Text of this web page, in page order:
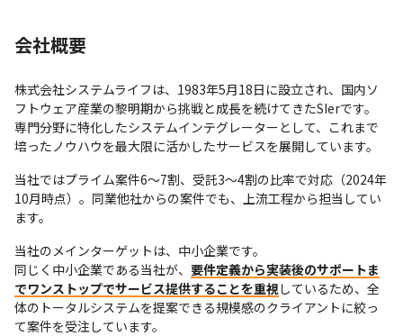
会社概要
株式会社システムライフは、1983年5月18日に設立され、国内ソ
フトウェア産業の黎明期から挑戦と成長を続けてきたSIerです。
専門分野に特化したシステムインテグレーターとして、これまで
培ったノウハウを最大限に活かしたサービスを展開しています。
当社ではプライム案件6～7割、受託3～4割の比率で対応（2024年
10月時点）。同業他社からの案件でも、上流工程から担当してい
ます。
当社のメインターゲットは、中小企業です。
同じく中小企業である当社が、 要件定義から実装後のサポートま
でワンストップでサービス提供することを重視しているため、全
体のトータルシステムを提案できる規模感のクライアントに絞っ
て案件を受注しています。